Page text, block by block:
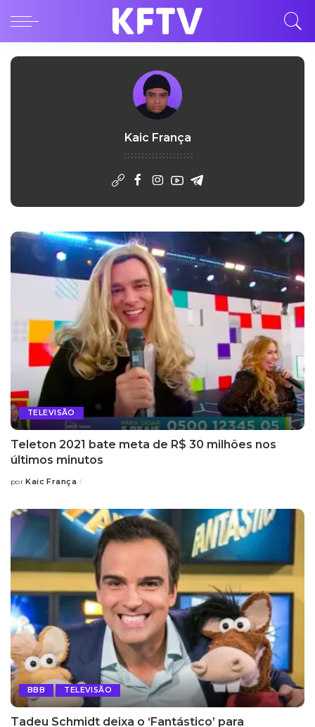
Kaic França
TELEVISÃO
Teleton 2021 bate meta de R$ 30 milhões nos
últimos minutos
Posted
por Kaic França
BBB TELEVISÃO
Tadeu Schmidt deixa o ‘Fantástico’ para